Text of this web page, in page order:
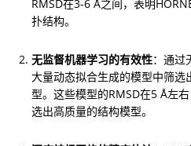
RMSD在3-6 Å之间，表明
扑结构。
无监督机器学习的有效性：通过
大量动态拟合生成的模型中筛选
型。这些模型的RMSD在5 Å左
选出高质量的结构模型。